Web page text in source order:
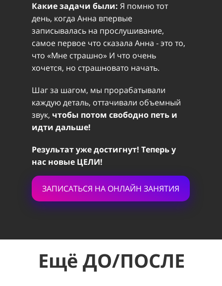
Какие задачи были: Я помню тот
день, когда Анна впервые
записывалась на прослушивание,
самое первое что сказала Анна - это то,
что «Мне страшно» И что очень
хочется, но страшновато начать.
Шаг за шагом, мы прорабатывали
каждую деталь, оттачивали объемный
звук, чтобы потом свободно петь и
идти дальше!
Результат уже достигнут! Теперь у
нас новые ЦЕЛИ!
ЗАПИСАТЬСЯ НА ОНЛАЙН ЗАНЯТИЯ
Ещё ДО/ПОСЛЕ